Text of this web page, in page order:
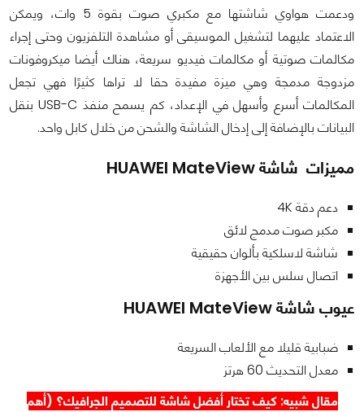
ودعمت هواوي شاشتها مع مكبري صوت بقوة 5 وات، ويمكن
الاعتماد عليهما لتشغيل الموسيقى أو مشاهدة التلفزيون وحتى إجراء
مكالمات صوتية أو مكالمات فيديو سريعة، هناك أيضا ميكروفونات
مزدوجة مدمجة وهي ميزة مفيدة حقا لا تراها كثيرًا فهي تجعل
المكالمات أسرع وأسهل في الإعداد، كم يسمح منفذ USB-C بنقل
البيانات بالإضافة إلى إدخال الشاشة والشحن من خلال كابل واحد.
مميزات شاشةHUAWEI MateView
دعم دقة 4K
مكبر صوت مدمج لائق
شاشة لاسلكية بألوان حقيقية
اتصال سلس بين الأجهزة
عيوب شاشةHUAWEI MateView
ضبابية قليلا مع الألعاب السريعة
معدل التحديث 60 هرتز
مقال شبيه: كيف تختارأفضل شاشة للتصميم الجرافيك؟ (أهم